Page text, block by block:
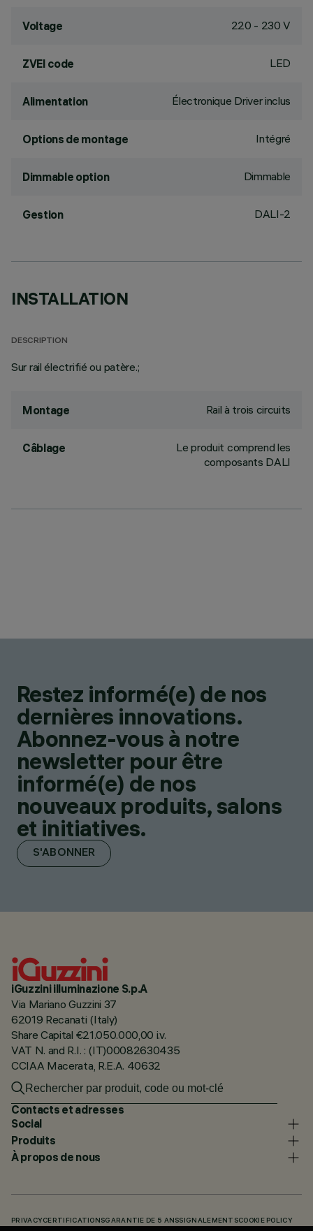
Voltage 220 - 230 V
ZVEI code LED
Alimentation Électronique Driver inclus
Options de montage Intégré
Dimmable option Dimmable
Gestion DALI-2
INSTALLATION
DESCRIPTION
Sur rail électrifié ou patère.;
Montage Rail à trois circuits
Câblage
Le produit comprend les
composants DALI
Restez informé(e) de nos
dernières innovations.
Abonnez-vous à notre
newsletter pour être
informé(e) de nos
nouveaux produits, salons
et initiatives.
S'ABONNER
iGuzzini illuminazione S.p.A
Via Mariano Guzzini 37
62019 Recanati (Italy)
Share Capital €21.050.000,00 i.v.
VAT N. and R.I. : (IT)00082630435
CCIAA Macerata, R.E.A. 40632
Contacts et adresses
Social
Produits
À propos de nous
PRIVACY CERTIFICATIONSGARANTIE DE 5 ANSSIGNALEMENTSCOOKIE POLICY